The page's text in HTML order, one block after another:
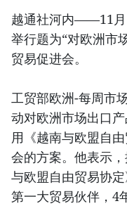
越通社河内——11月
举行题为“对欧洲市
贸易促进会。
工贸部欧洲-每周市
动对欧洲市场出口
用《越南与欧盟自
会的方案。他表示
与欧盟自由贸易协
第一大贸易伙伴，4